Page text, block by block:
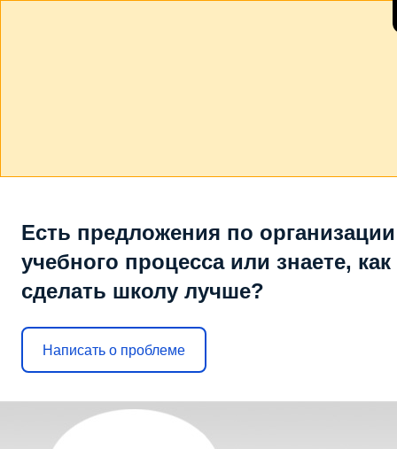
Есть предложения по организации
учебного процесса или знаете, как
сделать школу лучше?
Написать о проблеме